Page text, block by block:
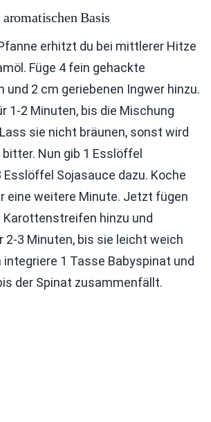
Basis
erhitzt du bei mittlerer Hitze
Füge 4 fein gehackte
und 2 cm geriebenen Ingwer hinzu.
1-2 Minuten, bis die Mischung
sie nicht bräunen, sonst wird
Nun gib 1 Esslöffel
Esslöffel Sojasauce dazu. Koche
eine weitere Minute. Jetzt fügen
Karottenstreifen hinzu und
2-3 Minuten, bis sie leicht weich
integriere 1 Tasse Babyspinat und
der Spinat zusammenfällt.